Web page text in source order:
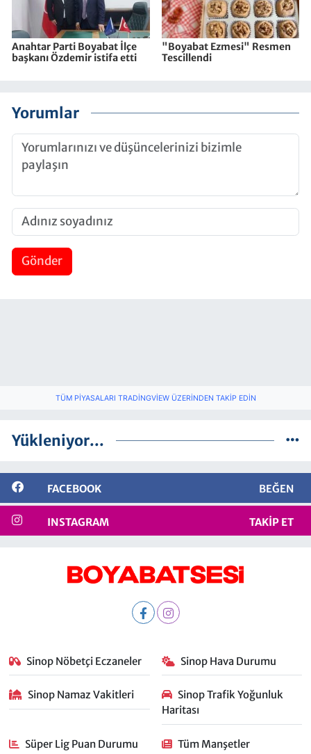
Anahtar Parti Boyabat İlçe
başkanı Özdemir istifa etti
"Boyabat Ezmesi" Resmen
Tescillendi
Yorumlar
Gönder
TÜM PIYASALARI TRADINGVIEW ÜZERINDEN TAKIP EDIN
Yükleniyor...
FACEBOOK BEĞEN
INSTAGRAM TAKIP ET
Sinop Nöbetçi Eczaneler Sinop Hava Durumu
Sinop Namaz Vakitleri
Sinop Trafik Yoğunluk
Haritası
Süper Lig Puan Durumu
Tüm Manşetler